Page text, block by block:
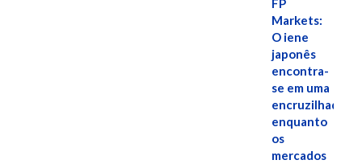
FP
Markets:
O iene
japonês
encontra-
se em uma
encruzilhada
enquanto
os
mercados